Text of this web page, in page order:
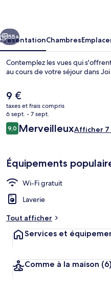
Suivant
55+
PrésentationChambres
Contemplez les vues qui
au cours de votre séjour dans
Le
prix
actuel
est
de
9 €
taxes et frais compris
6 sept. - 7 sept.
Avis
voyageurs
9,09,0 sur 10
MerveilleuxAfficher 7
Équipements
Wi-Fi gratuit
Laverie
Tout afficher
Services et
Comme à la maison (6)